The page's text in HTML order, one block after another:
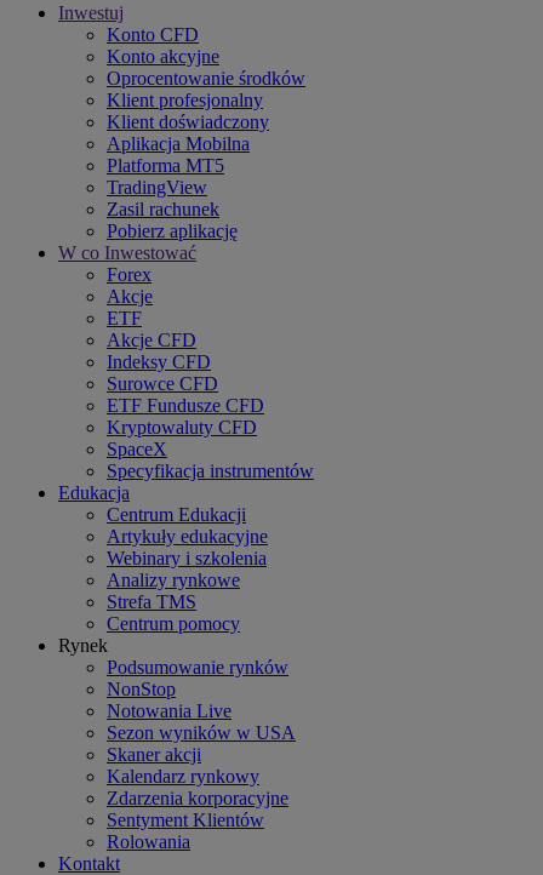
Inwestuj
Konto CFD
Konto akcyjne
Oprocentowanie środków
Klient profesjonalny
Klient doświadczony
Aplikacja Mobilna
Platforma MT5
TradingView
Zasil rachunek
Pobierz aplikację
W co Inwestować
Forex
Akcje
ETF
Akcje CFD
Indeksy CFD
Surowce CFD
ETF Fundusze CFD
Kryptowaluty CFD
SpaceX
Specyfikacja instrumentów
Edukacja
Centrum Edukacji
Artykuły edukacyjne
Webinary i szkolenia
Analizy rynkowe
Strefa TMS
Centrum pomocy
Rynek
Podsumowanie rynków
NonStop
Notowania Live
Sezon wyników w USA
Skaner akcji
Kalendarz rynkowy
Zdarzenia korporacyjne
Sentyment Klientów
Rolowania
Kontakt